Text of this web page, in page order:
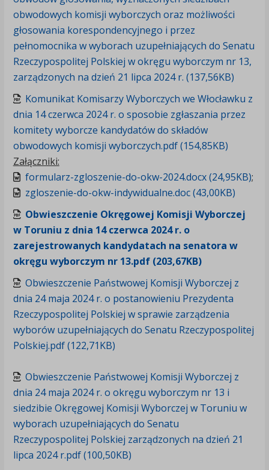
obwodowych komisji wyborczych oraz możliwości
głosowania korespondencyjnego i przez
pełnomocnika w wyborach uzupełniających do Senatu
Rzeczypospolitej Polskiej w okręgu wyborczym nr 13,
zarządzonych na dzień 21 lipca 2024 r. (137,56KB)
Komunikat Komisarzy Wyborczych we Włocławku z
dnia 14 czerwca 2024 r. o sposobie zgłaszania przez
komitety wyborcze kandydatów do składów
obwodowych komisji wyborczych.pdf (154,85KB)
Załączniki:
formularz-zgloszenie-do-okw-2024.docx (24,95KB);
zgloszenie-do-okw-indywidualne.doc (43,00KB)
Obwieszczenie Okręgowej Komisji Wyborczej
w Toruniu z dnia 14 czerwca 2024 r. o
zarejestrowanych kandydatach na senatora w
okręgu wyborczym nr 13.pdf (203,67KB)
Obwieszczenie Państwowej Komisji Wyborczej z
dnia 24 maja 2024 r. o postanowieniu Prezydenta
Rzeczypospolitej Polskiej w sprawie zarządzenia
wyborów uzupełniających do Senatu Rzeczypospolitej
Polskiej.pdf (122,71KB)
Obwieszczenie Państwowej Komisji Wyborczej z
dnia 24 maja 2024 r. o okręgu wyborczym nr 13 i
siedzibie Okręgowej Komisji Wyborczej w Toruniu w
wyborach uzupełniających do Senatu
Rzeczypospolitej Polskiej zarządzonych na dzień 21
lipca 2024 r.pdf (100,50KB)